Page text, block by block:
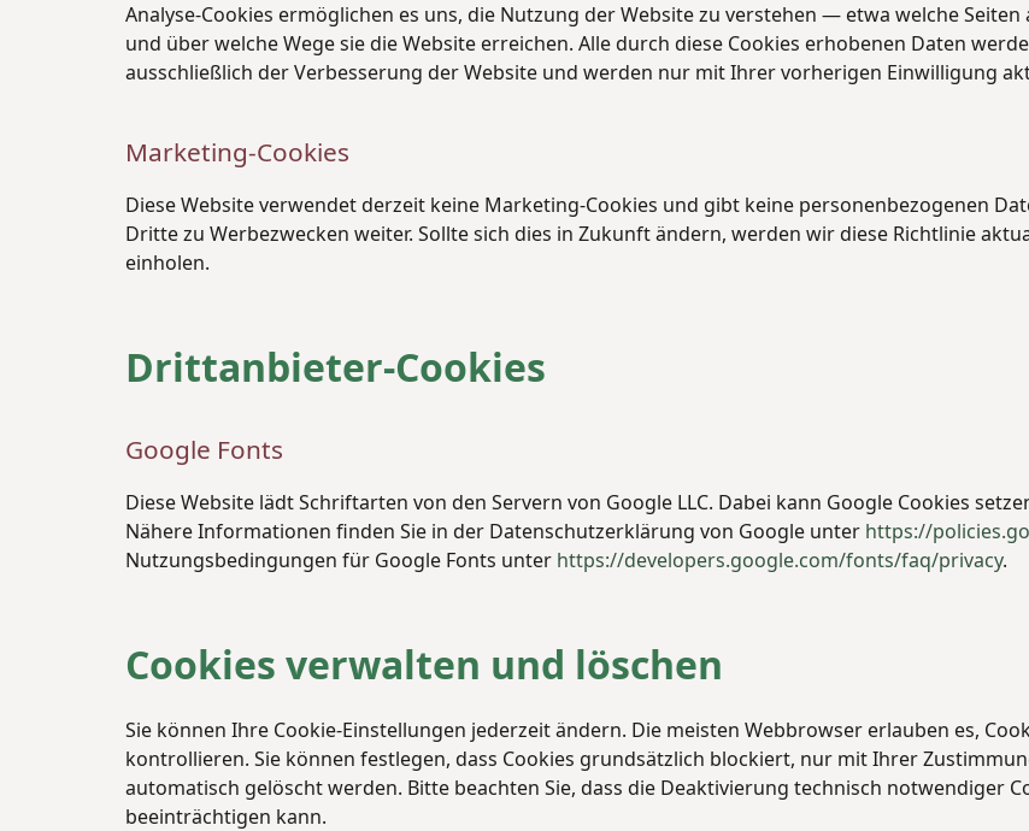
Analyse-Cookies ermöglichen es uns, die Nutzung der Website zu verstehen — etwa welche
und über welche Wege sie die Website erreichen. Alle durch diese Cookies erhobenen Daten
ausschließlich der Verbesserung der Website und werden nur mit Ihrer vorherigen Einwilligung
Marketing-Cookies
Diese Website verwendet derzeit keine Marketing-Cookies und gibt keine personenbezogenen
Dritte zu Werbezwecken weiter. Sollte sich dies in Zukunft ändern, werden wir diese Richtlinie
einholen.
Drittanbieter-Cookies
Google Fonts
Diese Website lädt Schriftarten von den Servern von Google LLC. Dabei kann Google Cookies
Nähere Informationen finden Sie in der Datenschutzerklärung von Google unter https://
Nutzungsbedingungen für Google Fonts unter https://developers.google.com/fonts/faq/privacy.
Cookies verwalten und löschen
Sie können Ihre Cookie-Einstellungen jederzeit ändern. Die meisten Webbrowser erlauben es,
kontrollieren. Sie können festlegen, dass Cookies grundsätzlich blockiert, nur mit Ihrer
automatisch gelöscht werden. Bitte beachten Sie, dass die Deaktivierung technisch notwendiger
beeinträchtigen kann.